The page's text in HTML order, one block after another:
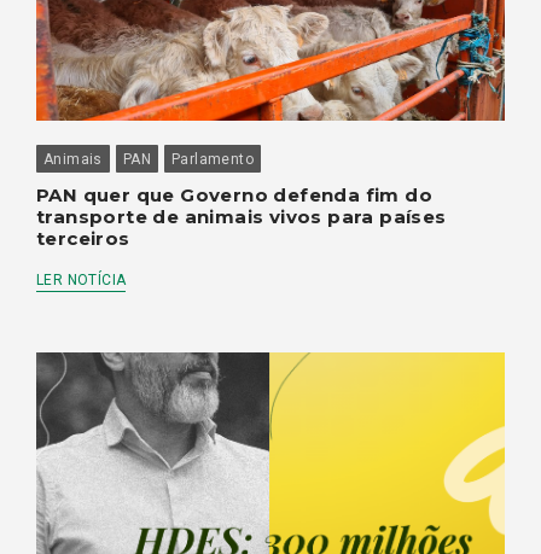
Animais PAN Parlamento
PAN quer que Governo defenda fim do
transporte de animais vivos para países
terceiros
LER NOTÍCIA